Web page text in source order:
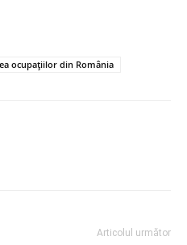
ocupațiilor din România
Articolul următor